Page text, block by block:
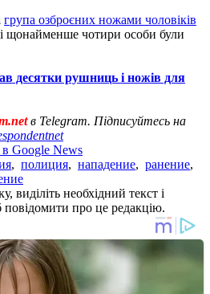
група озброєних ножами чоловіків
щонайменше чотири особи були
десятки рушниць і ножів для
в Telegram. Підписуйтесь на
Google News
, полиция, нападение, ранение,
необхідний текст і
про це редакцію.